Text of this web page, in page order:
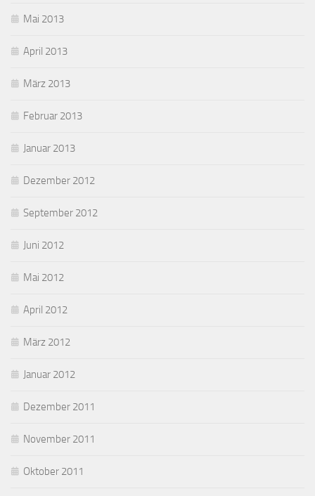
Mai 2013
April 2013
März 2013
Februar 2013
Januar 2013
Dezember 2012
September 2012
Juni 2012
Mai 2012
April 2012
März 2012
Januar 2012
Dezember 2011
November 2011
Oktober 2011